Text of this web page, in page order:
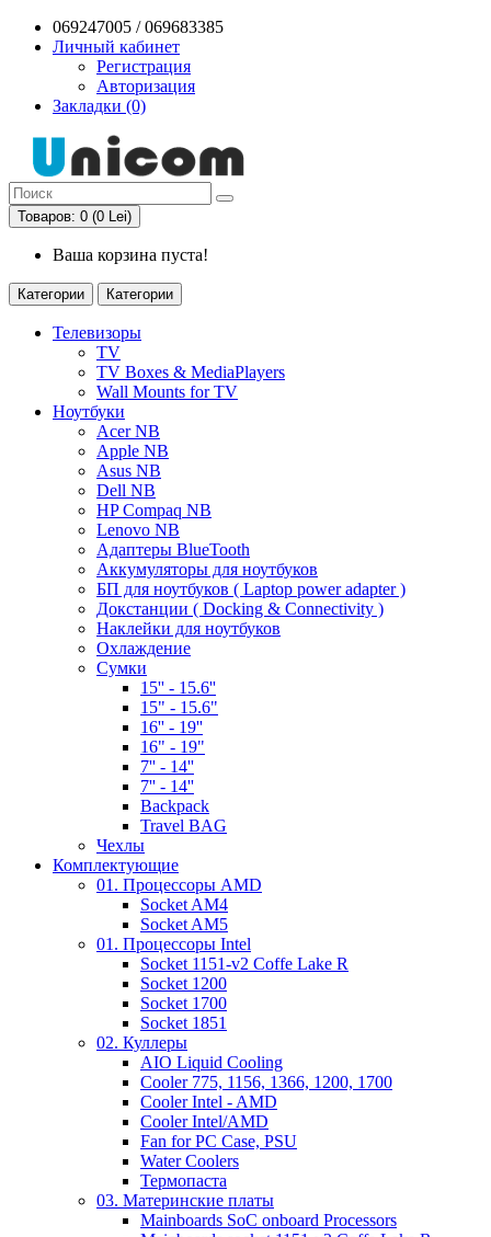
069247005 / 069683385
Личный кабинет
Регистрация
Авторизация
Закладки (0)
Товаров: 0 (0 Lei)
Ваша корзина пуста!
Категории Категории
Телевизоры
TV
TV Boxes & MediaPlayers
Wall Mounts for TV
Ноутбуки
Acer NB
Apple NB
Asus NB
Dell NB
HP Compaq NB
Lenovo NB
Адаптеры BlueTooth
Аккумуляторы для ноутбуков
БП для ноутбуков ( Laptop power adapter )
Докстанции ( Docking & Connectivity )
Наклейки для ноутбуков
Охлаждение
Сумки
15'' - 15.6''
15" - 15.6"
16'' - 19''
16" - 19"
7'' - 14''
7'' - 14''
Backpack
Travel BAG
Чехлы
Комплектующие
01. Процессоры AMD
Socket AM4
Socket AM5
01. Процессоры Intel
Socket 1151-v2 Coffe Lake R
Socket 1200
Socket 1700
Socket 1851
02. Куллеры
AIO Liquid Cooling
Cooler 775, 1156, 1366, 1200, 1700
Cooler Intel - AMD
Cooler Intel/AMD
Fan for PC Case, PSU
Water Coolers
Термопаста
03. Материнские платы
Mainboards SoC onboard Processors